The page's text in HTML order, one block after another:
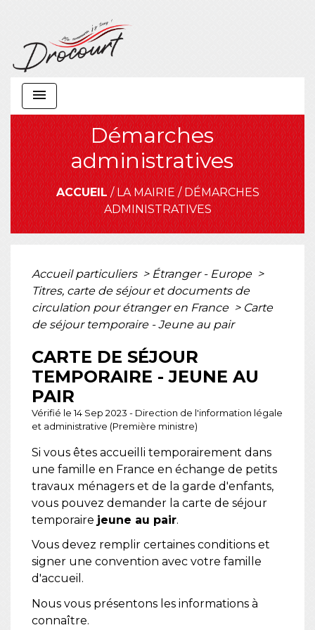
menu
Démarches
administratives
ACCUEIL/LA MAIRIE/DÉMARCHES
ADMINISTRATIVES
Accueil particuliers > Étranger - Europe >
Titres, carte de séjour et documents de
circulation pour étranger en France > Carte
de séjour temporaire - Jeune au pair
CARTE DE SÉJOUR
TEMPORAIRE - JEUNE AU
PAIR
Vérifié le 14 Sep 2023 - Direction de l'information légale
et administrative (Première ministre)
Si vous êtes accueilli temporairement dans
une famille en France en échange de petits
travaux ménagers et de la garde d'enfants,
vous pouvez demander la carte de séjour
temporaire jeune au pair.
Vous devez remplir certaines conditions et
signer une convention avec votre famille
d'accueil.
Nous vous présentons les informations à
connaître.